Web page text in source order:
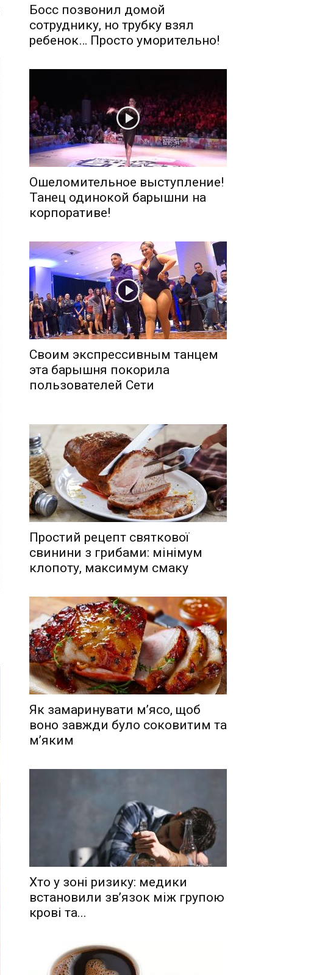
Босс позвонил домой
сотруднику, но трубку взял
ребенок… Просто уморительно!
Ошеломительное выступление!
Танец одинокой барышни на
корпоративе!
Своим экспрессивным танцем
эта барышня покорила
пользователей Сети
Простий рецепт святкової
свинини з грибами: мінімум
клопоту, максимум смаку
Як замаринувати м’ясо, щоб
воно завжди було соковитим та
м’яким
Хто у зоні ризику: медики
встановили зв’язок між групою
крові та...